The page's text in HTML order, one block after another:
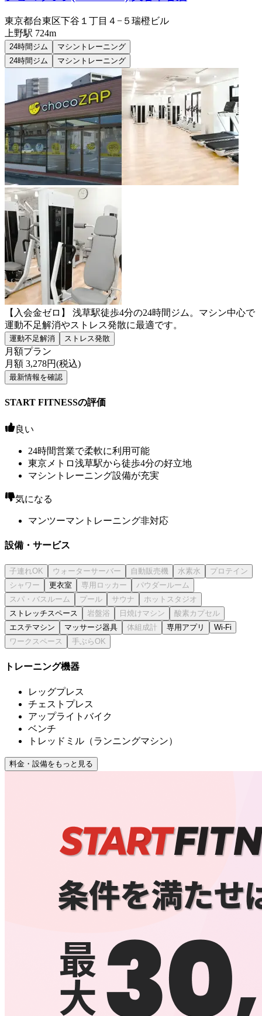
東京都台東区下谷１丁目４−５瑞橙ビル
上野駅 724m
24時間ジム
マシントレーニング
24時間ジム
マシントレーニング
【入会金ゼロ】 浅草駅徒歩4分の24時間ジム。マシン中心で
運動不足解消やストレス発散に最適です。
運動不足解消 ストレス発散
月額プラン
月額 3,278円(税込)
最新情報を確認
START FITNESSの評価
良い
24時間営業で柔軟に利用可能
東京メトロ浅草駅から徒歩4分の好立地
マシントレーニング設備が充実
気になる
マンツーマントレーニング非対応
設備・サービス
更衣室
ストレッチスペース
エステマシン
マッサージ器具 専用アプリ Wi-Fi
トレーニング機器
レッグプレス
チェストプレス
アップライトバイク
ベンチ
トレッドミル（ランニングマシン）
料金・設備をもっと見る